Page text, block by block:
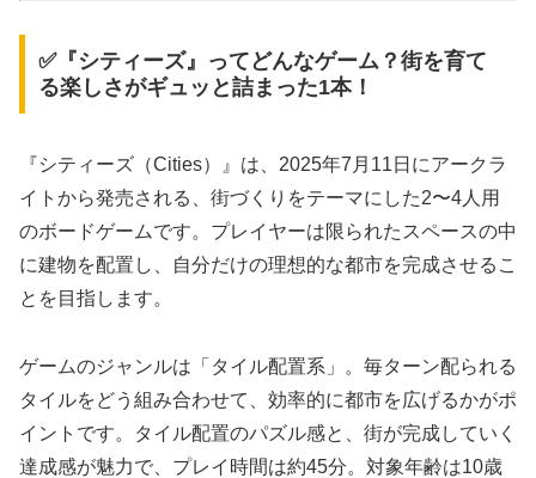
✅『シティーズ』ってどんなゲーム？街を育て
る楽しさがギュッと詰まった1本！
『シティーズ（Cities）』は、2025年7月11日にアークラ
イトから発売される、街づくりをテーマにした2〜4人用
のボードゲームです。プレイヤーは限られたスペースの中
に建物を配置し、自分だけの理想的な都市を完成させるこ
とを目指します。
ゲームのジャンルは「タイル配置系」。毎ターン配られる
タイルをどう組み合わせて、効率的に都市を広げるかがポ
イントです。タイル配置のパズル感と、街が完成していく
達成感が魅力で、プレイ時間は約45分。対象年齢は10歳